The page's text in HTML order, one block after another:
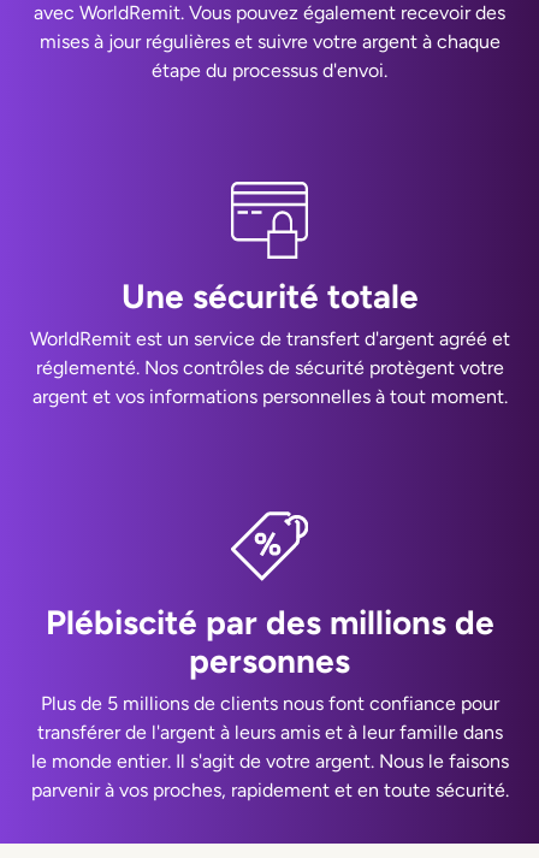
avec WorldRemit. Vous pouvez également recevoir des
mises à jour régulières et suivre votre argent à chaque
étape du processus d'envoi.
Une sécurité totale
WorldRemit est un service de transfert d'argent agréé et
réglementé. Nos contrôles de sécurité protègent votre
argent et vos informations personnelles à tout moment.
Plébiscité par des millions de
personnes
Plus de 5 millions de clients nous font confiance pour
transférer de l'argent à leurs amis et à leur famille dans
le monde entier. Il s'agit de votre argent. Nous le faisons
parvenir à vos proches, rapidement et en toute sécurité.